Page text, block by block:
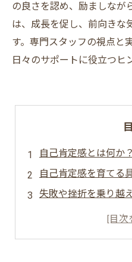
の良さを認め、励ましなが
は、成長を促し、前向きな
す。専門スタッフの視点と
日々のサポートに役立つヒ
自己肯定感とは何か
自己肯定感を育てる
失敗や挫折を乗り越
放課後デイのスタッ